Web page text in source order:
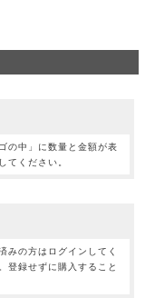
の中」に数量と金額が表
てください。
みの方はログインしてく
登録せずに購入すること